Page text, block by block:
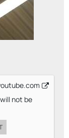
not be